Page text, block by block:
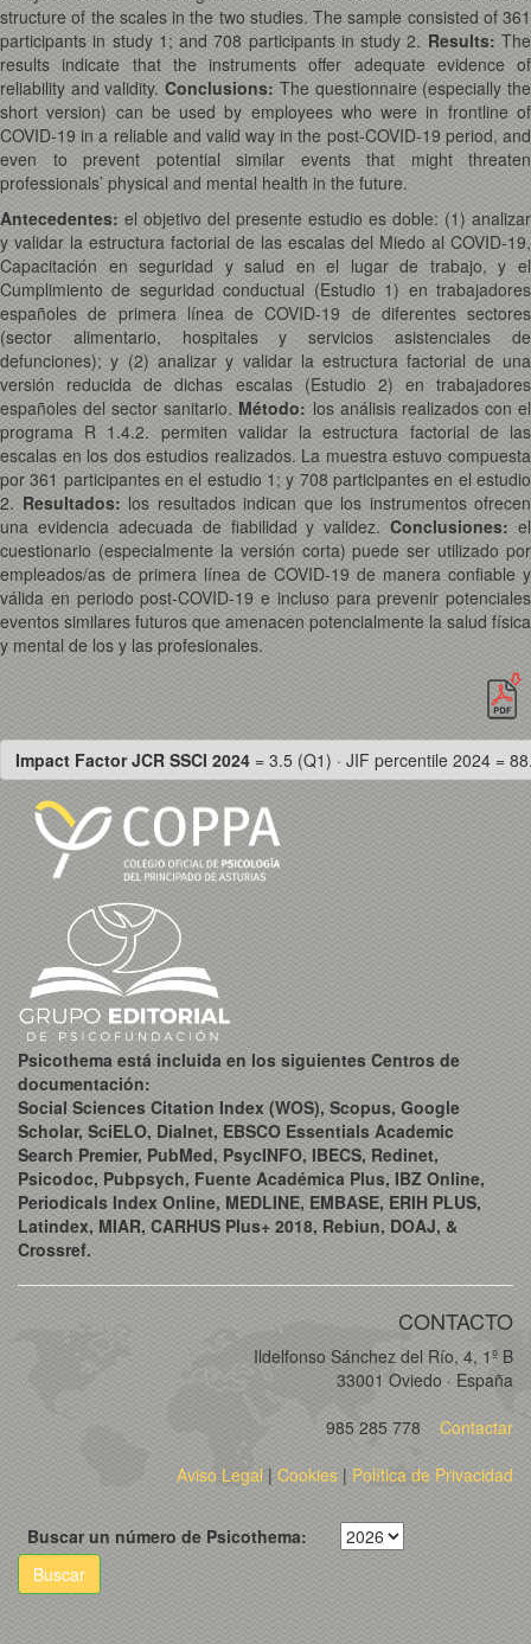
structure of the scales in the two studies. The sample consisted of 361
participants in study 1; and 708 participants in study 2. Results:The
results indicate that the instruments offer adequate evidence of
reliability and validity.Conclusions: The questionnaire (especially the
short version) can be used by employees who were in frontline of
COVID-19 in a reliable and valid way in the post-COVID-19 period, and
even to prevent potential similar events that might threaten
professionals’ physical and mental health in the future.
Antecedentes: el objetivo del presente estudio es doble: (1) analizar
y validar la estructura factorial de las escalas del Miedo al COVID-19,
Capacitación en seguridad y salud en el lugar de trabajo, y el
Cumplimiento de seguridad conductual (Estudio 1) en trabajadores
españoles de primera línea de COVID-19 de diferentes sectores
(sector alimentario, hospitales y servicios asistenciales de
defunciones); y (2) analizar y validar la estructura factorial de una
versión reducida de dichas escalas (Estudio 2) en trabajadores
españoles del sector sanitario.Método: los análisis realizados con el
programa R 1.4.2. permiten validar la estructura factorial de las
escalas en los dos estudios realizados. La muestra estuvo compuesta
por 361 participantes en el estudio 1; y 708 participantes en el estudio
2. Resultados: los resultados indican que los instrumentos ofrecen
una evidencia adecuada de fiabilidad y validez.Conclusiones: el
cuestionario (especialmente la versión corta) puede ser utilizado por
empleados/as de primera línea de COVID-19 de manera confiable y
válida en periodo post-COVID-19 e incluso para prevenir potenciales
eventos similares futuros que amenacen potencialmente la salud física
y mental de los y las profesionales.
Impact Factor JCR SSCI 2024 = 3.5 (Q1) · JIF percentile 2024 =
Psicothema está incluida en los siguientes Centros de
documentación:
Social Sciences Citation Index (WOS), Scopus, Google
Scholar, SciELO, Dialnet, EBSCO Essentials Academic
Search Premier, PubMed, PsycINFO, IBECS, Redinet,
Psicodoc, Pubpsych, Fuente Académica Plus, IBZ Online,
Periodicals Index Online, MEDLINE, EMBASE, ERIH PLUS,
Latindex, MIAR, CARHUS Plus+ 2018, Rebiun, DOAJ, &
Crossref.
CONTACTO
Ildelfonso Sánchez del Río, 4, 1º B
33001 Oviedo · España
985 285 778
Contactar
Aviso Legal| Cookies | Política de Privacidad
Buscar un número de Psicothema:
Buscar